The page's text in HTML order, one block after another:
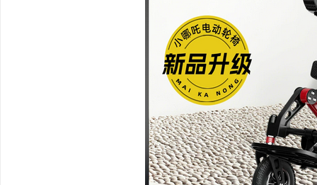
净 AC 国际医疗实验室，标准化研发体系 武汉配眼镜 上海配眼镜